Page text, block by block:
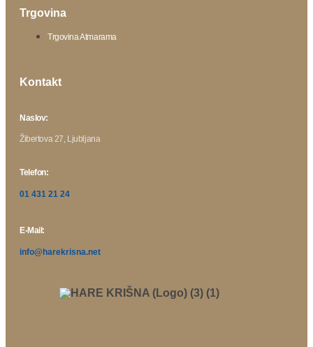
Trgovina
Trgovina Atmarama
Kontakt
Naslov:
Žibertova 27, Ljubljana
Telefon:
01 431 21 24
E-Mail:
info@harekrisna.net